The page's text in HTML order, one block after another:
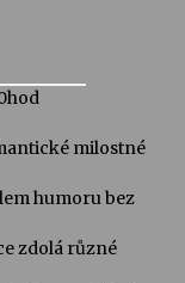
milostné
humoru bez
zdolá různé